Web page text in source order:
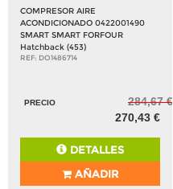
COMPRESOR AIRE
ACONDICIONADO 0422001490
SMART SMART FORFOUR
Hatchback (453)
REF: DO1486714
PRECIO
284,67 €
270,43 €
DETALLES
AÑADIR